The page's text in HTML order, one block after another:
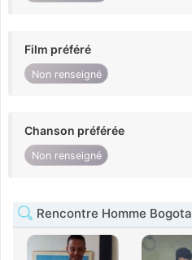
Film préféré
Non renseigné
Chanson préférée
Non renseigné
Rencontre Homme Bogota